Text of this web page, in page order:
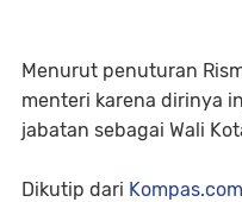
Menurut penuturan
menteri karena dirinya
jabatan sebagai Wali
Dikutip dari Kompas.com